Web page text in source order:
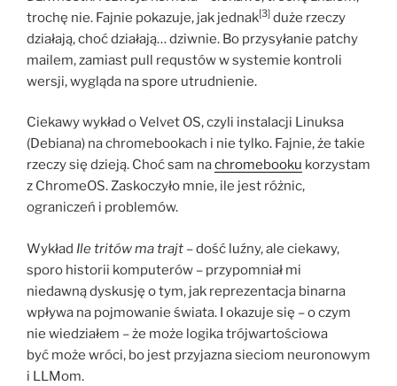
trochę nie. Fajnie pokazuje, jak jednak[3] duże rzeczy
działają, choć działają… dziwnie. Bo przysyłanie patchy
mailem, zamiast pull requstów w systemie kontroli
wersji, wygląda na spore utrudnienie.
Ciekawy wykład o Velvet OS, czyli instalacji Linuksa
(Debiana) na chromebookach i nie tylko. Fajnie, że takie
rzeczy się dzieją. Choć sam nachromebooku korzystam
z ChromeOS. Zaskoczyło mnie, ile jest różnic,
ograniczeń i problemów.
Wykład Ile tritów ma trajt – dość luźny, ale ciekawy,
sporo historii komputerów – przypomniał mi
niedawną dyskusję o tym, jak reprezentacja binarna
wpływa na pojmowanie świata. I okazuje się – o czym
nie wiedziałem – że może logika trójwartościowa
być może wróci, bo jest przyjazna sieciom neuronowym
i LLMom.